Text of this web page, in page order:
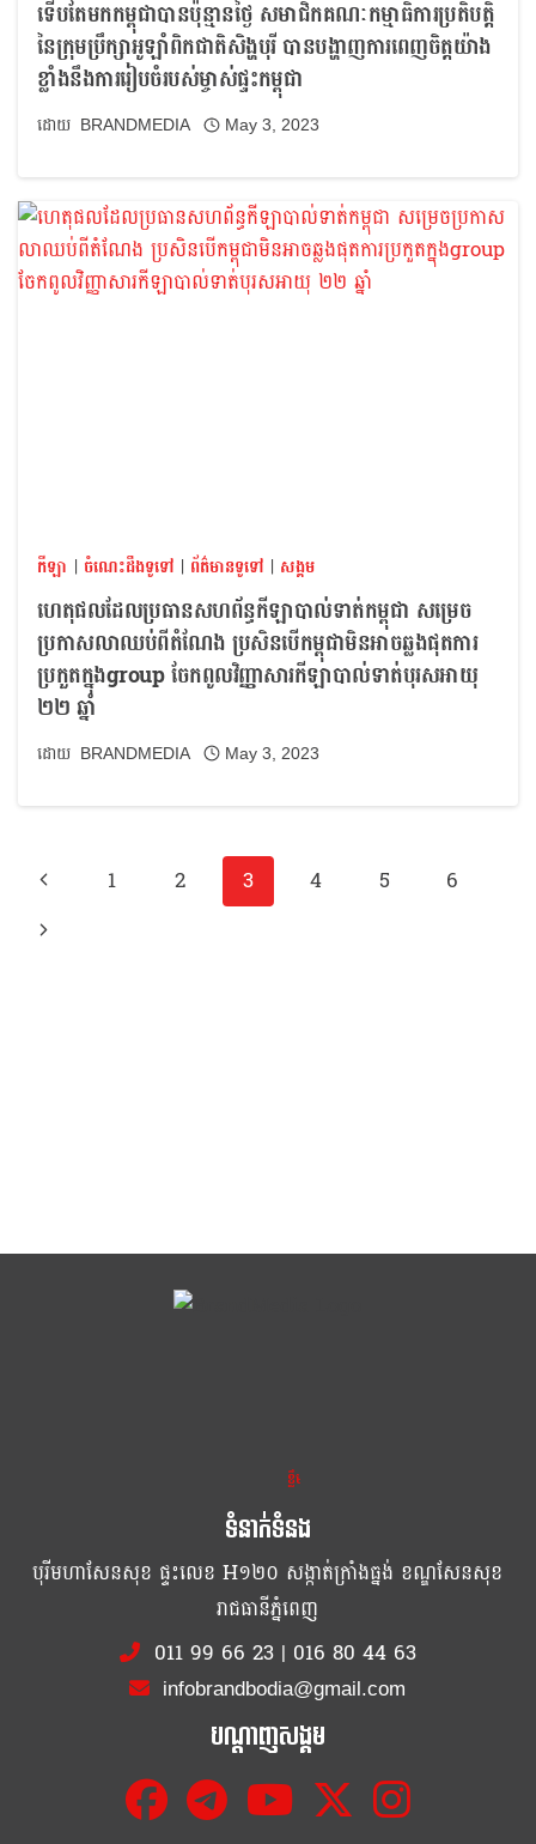
ទើបតែមកកម្ពុជាបានប៉ុន្មានថ្ងៃ សមាជិកគណៈកម្មាធិការប្រតិបត្តិ
នៃក្រុមប្រឹក្សាអូឡាំពិកជាតិសិង្ហបុរី បានបង្ហាញការពេញចិត្តយ៉ាង
ខ្លាំងនឹងការរៀបចំរបស់ម្ចាស់ផ្ទះកម្ពុជា
BRANDMEDIA May 3, 2023
កីឡា | ចំណេះដឹងទូទៅ | ព័ត៌មានទូទៅ | សង្គម
ហេតុផលដែលប្រធានសហព័ន្ធកីឡាបាល់ទាត់កម្ពុជា សម្រេច
ប្រកាសលាឈប់ពីតំណែង ប្រសិនបើកម្ពុជាមិនអាចឆ្លងផុតការ
ប្រកួតក្នុងgroup ចែកពូលវិញ្ញាសារកីឡាបាល់ទាត់បុរសអាយុ
២២ ឆ្នាំ
BRANDMEDIA May 3, 2023
1 2 3 4 5 6
ខ្លឹម ខ្លី រហ័ស
ទំនាក់ទំនង
បុរីមហាសែនសុខ ផ្ទះលេខ H១២០ សង្កាត់ក្រាំងធ្នង់ ខណ្ឌសែនសុខ
រាជធានីភ្នំពេញ
011 99 66 23| 016 80 44 63
infobrandbodia@gmail.com
បណ្ដាញសង្គម